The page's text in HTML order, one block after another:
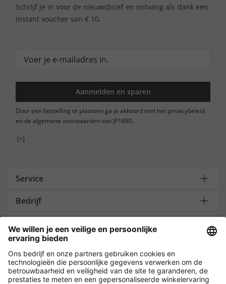
Schrijf je in voor de nieuwsbrief en ontvang als dank een
instant voucher van € 10.
Aanmelden en sparen
Door een bestelling te plaatsen ga je akkoord met het privacybeleid
en de algemene voorwaarden van JP1880.
[+]
Service
Bedrijf
Payment and Delivery
Versleuteling met